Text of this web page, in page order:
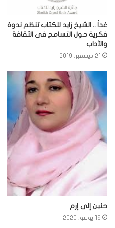
غداً .. الشيخ زايد للكتاب تنظم ندوة
فكرية حول التسامح فى الثقافة
والآداب
21 ديسمبر، 2019
حنين إلى إرم
16 يونيو، 2020